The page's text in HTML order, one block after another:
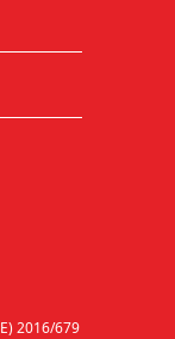
2016/679